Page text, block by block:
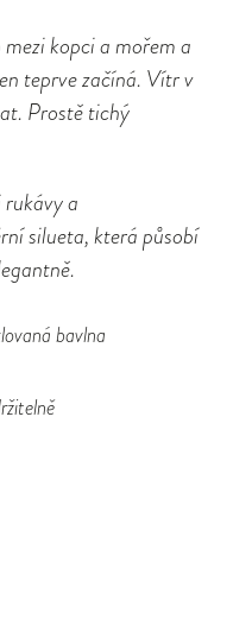
kopci a mořem a
teprve začíná. Vítr v
Prostě tichý
a
silueta, která působí
bavlna